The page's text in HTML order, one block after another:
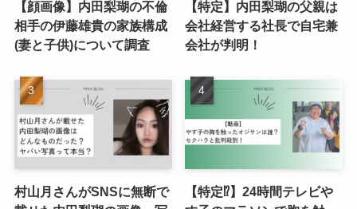
【顔画像】内田梨瑚の不倫
相手の伊藤雄貴の家族構成
(妻と子供)について調査
【特定】内田梨瑚の父親は
会社経営する社長で自宅兼
会社が判明！
村山月さんがSNSに無断で
【特定⁉︎】24時間テレビや